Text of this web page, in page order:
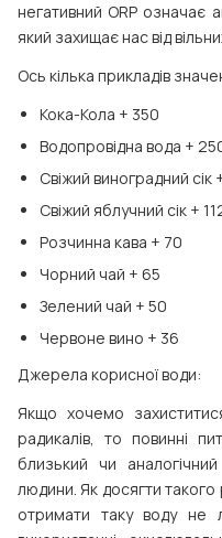
негативний ORP означає
який захищає нас від
Ось кілька прикладів
Кока-Кола + 350
Водопровідна вода +
Свіжий виноградний сік
Свіжий яблучний сік +
Розчинна кава + 70
Чорний чай + 65
Зелений чай + 50
Червоне вино + 36
Джерела корисної води:
Якщо хочемо
радикалів, то повинні
близький чи
людини. Як досягти
отримати таку воду не